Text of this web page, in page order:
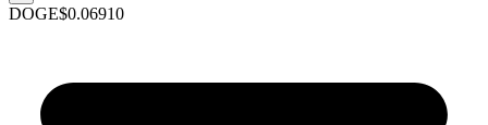
DOGE$0.06910